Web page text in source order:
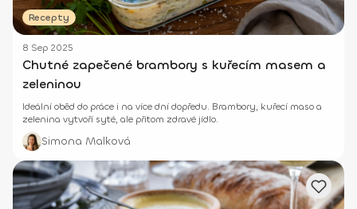
Recepty
8 Sep 2025
Chutné zapečené brambory s kuřecím masem a
zeleninou
Ideální oběd do práce i na více dní dopředu. Brambory, kuřecí maso a
zelenina vytvoří syté, ale přitom zdravé jídlo.
Simona Malková